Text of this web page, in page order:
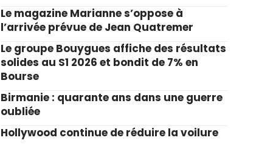
Le magazine Marianne s’oppose à
l’arrivée prévue de Jean Quatremer
Le groupe Bouygues affiche des résultats
solides au S1 2026 et bondit de 7% en
Bourse
Birmanie : quarante ans dans une guerre
oubliée
Hollywood continue de réduire la voilure